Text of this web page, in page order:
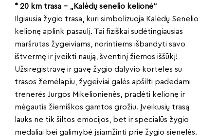
* 20 km trasa – „Kalėdų senelio kelionė“
Ilgiausia žygio trasa, kuri simbolizuoja Kalėdų Senelio
kelionę aplink pasaulį. Tai fiziškai sudėtingiausias
maršrutas žygeiviams, norintiems išbandyti savo
ištvermę ir įveikti naują, šventinį žiemos iššūkį!
Užsiregistravę ir gavę žygio dalyvio korteles su
trasos žemėlapiu, žygeiviai galės apšilti padedami
trenerės Jurgos Mikelionienės, pradėti kelionę ir
mėgautis žiemiškos gamtos grožiu. Įveikusių trasą
lauks ne tik šiltos emocijos, bet ir specialūs žygio
medaliai bei galimybė įsiamžinti prie žygio sienelės.